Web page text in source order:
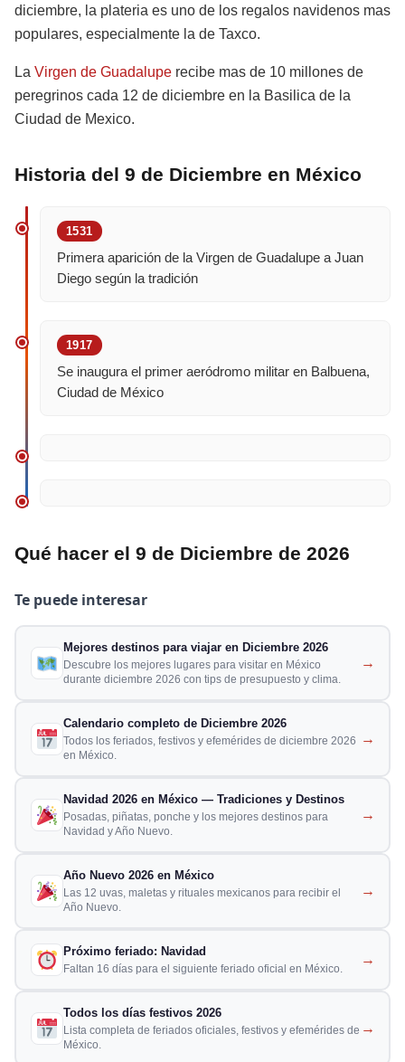
diciembre, la plateria es uno de los regalos navidenos mas
populares, especialmente la de Taxco.
La Virgen de Guadalupe recibe mas de 10 millones de
peregrinos cada 12 de diciembre en la Basilica de la
Ciudad de Mexico.
Historia del 9 de Diciembre en México
1531
Primera aparición de la Virgen de Guadalupe a Juan
Diego según la tradición
1917
Se inaugura el primer aeródromo militar en Balbuena,
Ciudad de México
Qué hacer el 9 de Diciembre de 2026
Te puede interesar
Mejores destinos para viajar en Diciembre 2026
Descubre los mejores lugares para visitar en México
durante diciembre 2026 con tips de presupuesto y clima.
→
Calendario completo de Diciembre 2026
Todos los feriados, festivos y efemérides de diciembre 2026
en México.
→
Navidad 2026 en México — Tradiciones y Destinos
Posadas, piñatas, ponche y los mejores destinos para
Navidad y Año Nuevo.
→
Año Nuevo 2026 en México
Las 12 uvas, maletas y rituales mexicanos para recibir el
Año Nuevo.
→
Próximo feriado: Navidad
Faltan 16 días para el siguiente feriado oficial en México.
→
Todos los días festivos 2026
Lista completa de feriados oficiales, festivos y efemérides de
México.
→